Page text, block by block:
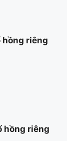
hồng riêng
hồng riêng